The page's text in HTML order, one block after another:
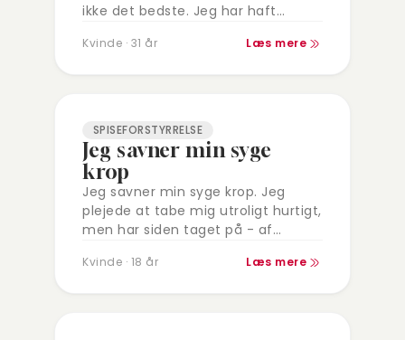
ikke det bedste. Jeg har haft
var svært at blive taget alvorligt…
Kvinde · 31 år Læs mere
SPISEFORSTYRRELSE
Jeg savner min syge
krop
Jeg savner min syge krop. Jeg
plejede at tabe mig utroligt hurtigt,
men har siden taget på - af
at tabe mig.…
Kvinde · 18 år Læs mere